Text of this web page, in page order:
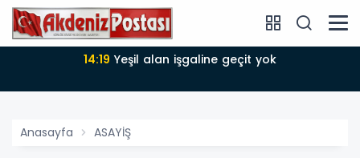
geçit yok 14:18Büyükşehir Belediyesi sürdürülebilir kalkınmada
Anasayfa ASAYİŞ